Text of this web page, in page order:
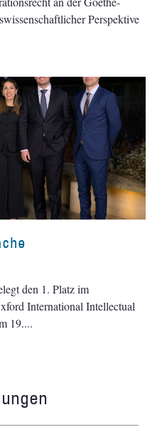
Perspektive
den 1. Platz im
International Intellectual
19.